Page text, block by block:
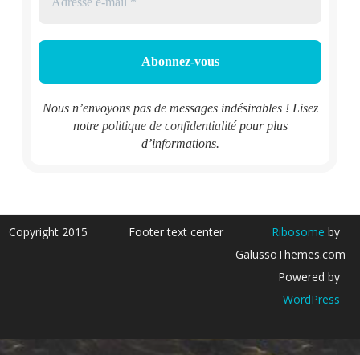
Nous n’envoyons pas de messages indésirables ! Lisez
notre politique de confidentialitépour plus
d’informations.
Copyright 2015 Footer text center Ribosome by
GalussoThemes.com
Powered by
WordPress